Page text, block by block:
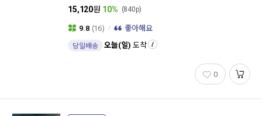
15,120원 10% (840p)
9.8 (16) 좋아해요
당일배송 오늘(일) 도착
0